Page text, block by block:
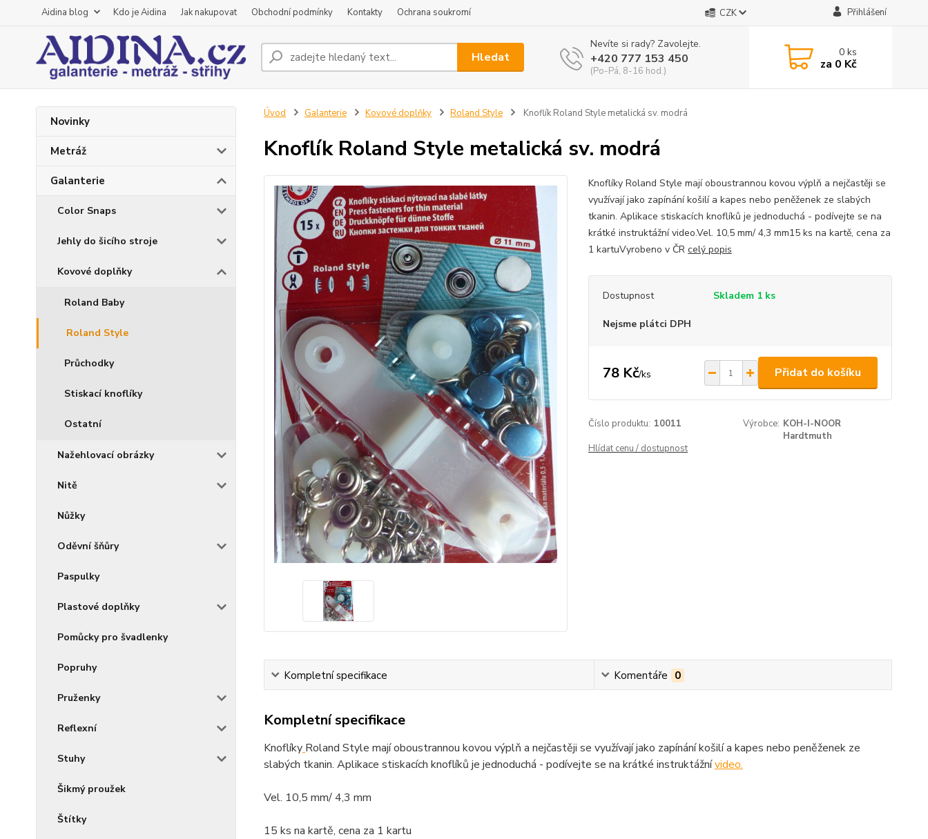
Aidina blog Kdo je Aidina Jak nakupovat Obchodní podmínky Kontakty Ochrana soukromí CZK Přihlášení
Hledat
Nevíte si rady? Zavolejte.
+420 777 153 450
(Po-Pá, 8-16 hod.)
0ks
za 0 Kč
Novinky
Metráž
Galanterie
Color Snaps
Jehly do šicího stroje
Kovové doplňky
Roland Baby
Roland Style
Průchodky
Stiskací knoflíky
Ostatní
Nažehlovací obrázky
Nitě
Nůžky
Oděvní šňůry
Paspulky
Plastové doplňky
Pomůcky pro švadlenky
Popruhy
Pruženky
Reflexní
Stuhy
Šikmý proužek
Štítky
Úvod Galanterie Kovové doplňky Roland Style Knoflík Roland Style metalická sv. modrá
Knoflík Roland Style metalická sv. modrá
Knoflíky Roland Style mají oboustrannou kovou výplň a nejčastěji se
využívají jako zapínání košilí a kapes nebo peněženek ze slabých
tkanin. Aplikace stiskacích knoflíků je jednoduchá - podívejte se na
krátké instruktážní video.Vel. 10,5 mm/ 4,3 mm15 ks na kartě, cena za
1 kartuVyrobeno v ČR celý popis
Dostupnost Skladem 1 ks
Nejsme plátci DPH
78 Kč/ks Přidat do košíku
Číslo produktu: 10011 Výrobce: KOH-I-NOOR
Hardtmuth
Hlídat cenu / dostupnost
Kompletní specifikace Komentáře 0
Kompletní specifikace
Knoflíky Roland Style mají oboustrannou kovou výplň a nejčastěji se využívají jako zapínání košilí a kapes nebo peněženek ze
slabých tkanin. Aplikace stiskacích knoflíků je jednoduchá - podívejte se na krátké instruktážnívideo.
Vel. 10,5 mm/ 4,3 mm
15 ks na kartě, cena za 1 kartu